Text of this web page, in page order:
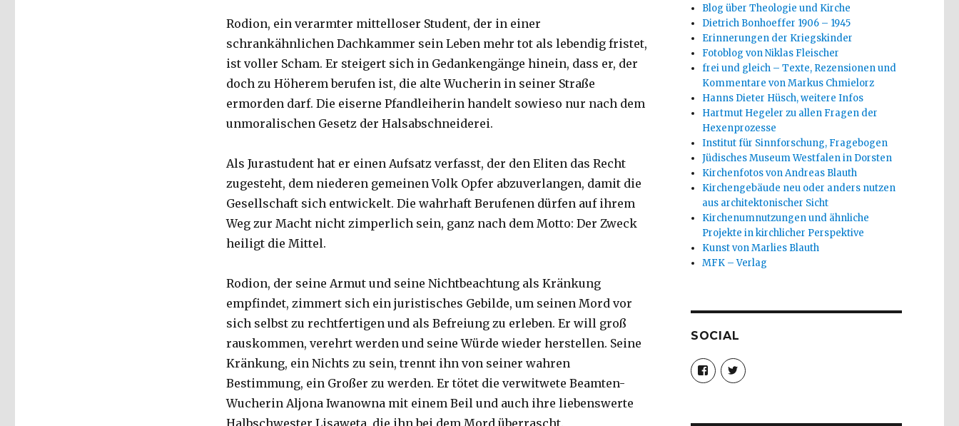
Rodion, ein verarmter mittelloser Student, der in einer
schrankähnlichen Dachkammer sein Leben mehr tot als lebendig fristet,
ist voller Scham. Er steigert sich in Gedankengänge hinein, dass er, der
doch zu Höherem berufen ist, die alte Wucherin in seiner Straße
ermorden darf. Die eiserne Pfandleiherin handelt sowieso nur nach dem
unmoralischen Gesetz der Halsabschneiderei.
Als Jurastudent hat er einen Aufsatz verfasst, der den Eliten das Recht
zugesteht, dem niederen gemeinen Volk Opfer abzuverlangen, damit die
Gesellschaft sich entwickelt. Die wahrhaft Berufenen dürfen auf ihrem
Weg zur Macht nicht zimperlich sein, ganz nach dem Motto: Der Zweck
heiligt die Mittel.
Rodion, der seine Armut und seine Nichtbeachtung als Kränkung
empfindet, zimmert sich ein juristisches Gebilde, um seinen Mord vor
sich selbst zu rechtfertigen und als Befreiung zu erleben. Er will groß
rauskommen, verehrt werden und seine Würde wieder herstellen. Seine
Kränkung, ein Nichts zu sein, trennt ihn von seiner wahren
Bestimmung, ein Großer zu werden. Er tötet die verwitwete Beamten-
Wucherin Aljona Iwanowna mit einem Beil und auch ihre liebenswerte
Blog über Theologie und Kirche
Dietrich Bonhoeffer 1906 – 1945
Erinnerungen der Kriegskinder
Fotoblog von Niklas Fleischer
frei und gleich – Texte, Rezensionen und
Kommentare von Markus Chmielorz
Hanns Dieter Hüsch, weitere Infos
Hartmut Hegeler zu allen Fragen der
Hexenprozesse
Institut für Sinnforschung, Fragebogen
Jüdisches Museum Westfalen in Dorsten
Kirchenfotos von Andreas Blauth
Kirchengebäude neu oder anders nutzen
aus architektonischer Sicht
Kirchenumnutzungen und ähnliche
Projekte in kirchlicher Perspektive
Kunst von Marlies Blauth
MFK – Verlag
SOCIAL
Profil
von
christoph.fleischer1
anzeigen
Profil
von
anzeigen